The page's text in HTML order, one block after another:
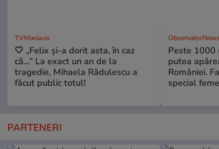
TVMania.ro
🤍 „Felix și-a dorit asta, în caz
că…” La exact un an de la
tragedie, Mihaela Rădulescu a
făcut public totul!
Peste 1000
putea
României.
special
PARTENERI